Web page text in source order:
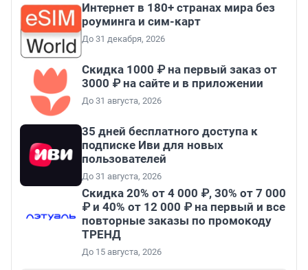
Интернет в 180+ странах мира без
роуминга и сим-карт
До 31 декабря, 2026
Скидка 1000 ₽ на первый заказ от
3000 ₽ на сайте и в приложении
До 31 августа, 2026
35 дней бесплатного доступа к
подписке Иви для новых
пользователей
До 31 августа, 2026
Скидка 20% от 4 000 ₽, 30% от 7 000
₽ и 40% от 12 000 ₽ на первый и все
повторные заказы по промокоду
ТРЕНД
До 15 августа, 2026